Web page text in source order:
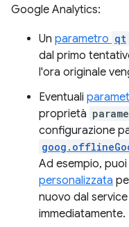
Google Analytics:
Un parametro qt
dal primo
l'ora originale
Eventuali
proprietà
configurazione
Ad esempio,
personalizzata
nuovo dal
immediatamente.